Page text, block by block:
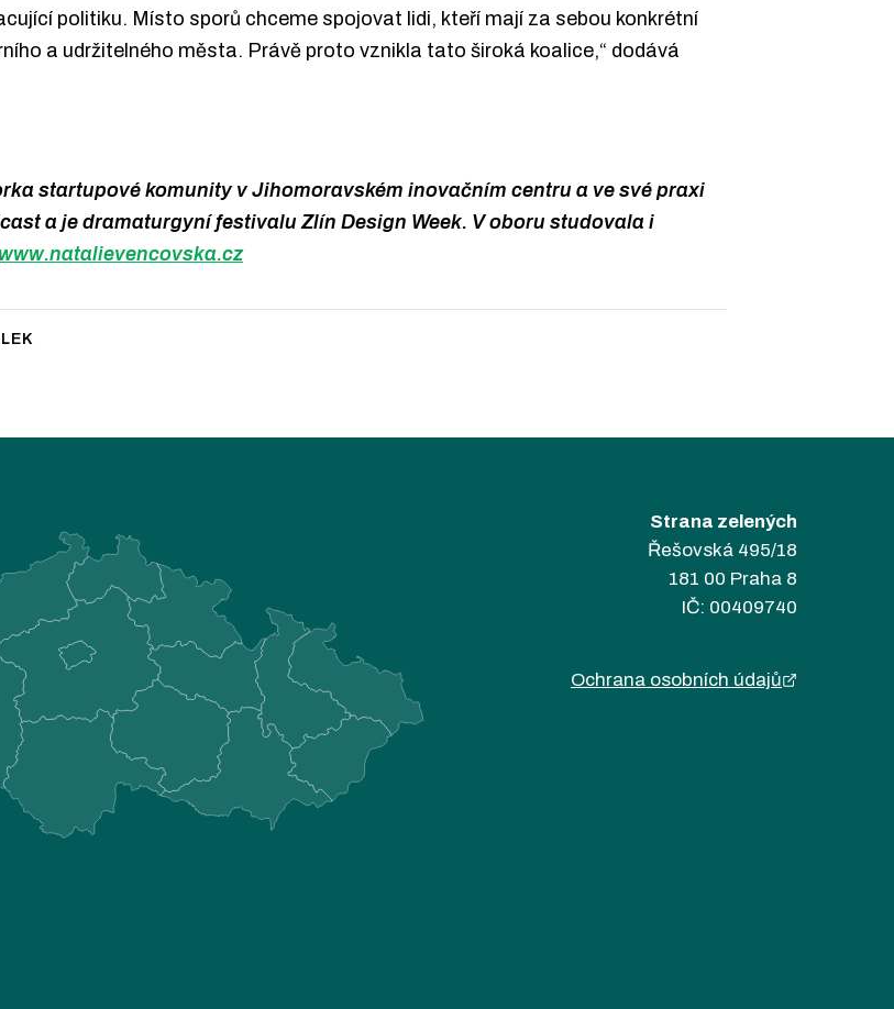
politiku. Místo sporů chceme spojovat lidi, kteří mají za sebou konkrétní
a udržitelného města. Právě proto vznikla tato široká koalice,“ dodává
startupové komunity v Jihomoravském inovačním centru a ve své praxi
a je dramaturgyní festivalu Zlín Design Week. V oboru studovala i
www.natalievencovska.cz
Strana zelených
Řešovská 495/18
181 00 Praha 8
IČ: 00409740
Ochrana osobních údajů